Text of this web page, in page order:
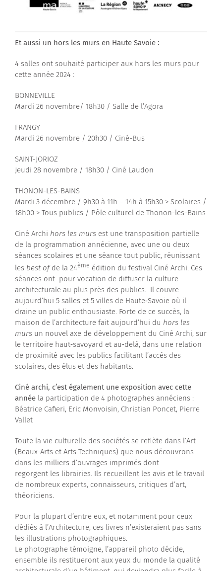
Et aussi un hors les murs en Haute Savoie :
4 salles ont souhaité participer aux hors les murs pour
cette année 2024 :
BONNEVILLE
Mardi 26 novembre/ 18h30 / Salle de l’Agora
FRANGY
Mardi 26 novembre / 20h30 / Ciné-Bus
SAINT-JORIOZ
Jeudi 28 novembre / 18h30 / Ciné Laudon
THONON-LES-BAINS
Mardi 3 décembre / 9h30 à 11h – 14h à 15h30 > Scolaires /
18h00 > Tous publics / Pôle culturel de Thonon-les-Bains
Ciné Archi hors les murs est une transposition partielle
de la programmation annécienne, avec une ou deux
séances scolaires et une séance tout public, réunissant
les best ofde la 24ème édition du festival Ciné Archi. Ces
séances ont pour vocation de diffuser la culture
architecturale au plus près des publics. Il couvre
aujourd’hui 5 salles et 5 villes de Haute‐Savoie où il
draine un public enthousiaste. Forte de ce succès, la
maison de l’architecture fait aujourd’hui du hors les
murs un nouvel axe de développement du Ciné Archi, sur
le territoire haut‐savoyard et au‐delà, dans une relation
de proximité avec les publics facilitant l’accès des
scolaires, des élus et des habitants.
Ciné archi, c’est également une exposition avec cette
année la participation de 4 photographes annéciens :
Béatrice Cafieri, Eric Monvoisin, Christian Poncet, Pierre
Vallet
Toute la vie culturelle des sociétés se reflète dans l’Art
(Beaux-Arts et Arts Techniques) que nous découvrons
dans les milliers d’ouvrages imprimés dont
regorgent les librairies. Ils recueillent les avis et le travail
de nombreux experts, connaisseurs, critiques d’art,
théoriciens.
Pour la plupart d’entre eux, et notamment pour ceux
dédiés à l’Architecture, ces livres n’existeraient pas sans
les illustrations photographiques.
Le photographe témoigne, l’appareil photo décide,
ensemble ils restitueront aux yeux du monde la qualité